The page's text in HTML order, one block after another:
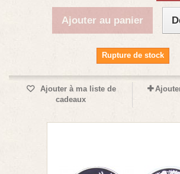
Ajouter au panier
Rupture de stock
Ajouter à ma liste de
cadeaux